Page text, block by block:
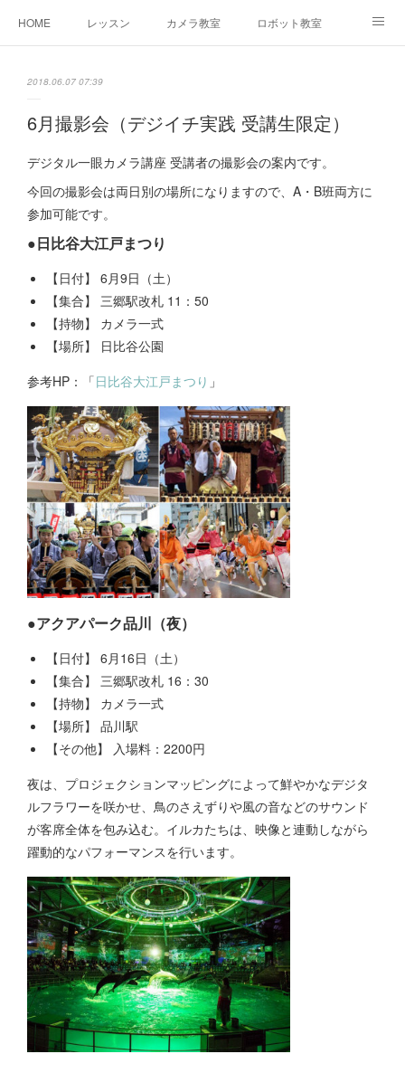
HOME レッスン カメラ教室 ロボット教室
2018.06.07 07:39
6月撮影会（デジイチ実践 受講生限定）
デジタル一眼カメラ講座 受講者の撮影会の案内です。
今回の撮影会は両日別の場所になりますので、A・B班両方に
参加可能です。
●日比谷大江戸まつり
【日付】 6月9日（土）
【集合】 三郷駅改札 11：50
【持物】 カメラ一式
【場所】 日比谷公園
参考HP：「日比谷大江戸まつり 」
●アクアパーク品川（夜）
【日付】 6月16日（土）
【集合】 三郷駅改札 16：30
【持物】 カメラ一式
【場所】 品川駅
【その他】 入場料：2200円
夜は、プロジェクションマッピングによって鮮やかなデジタ
ルフラワーを咲かせ、鳥のさえずりや風の音などのサウンド
が客席全体を包み込む。イルカたちは、映像と連動しながら
躍動的なパフォーマンスを行います。